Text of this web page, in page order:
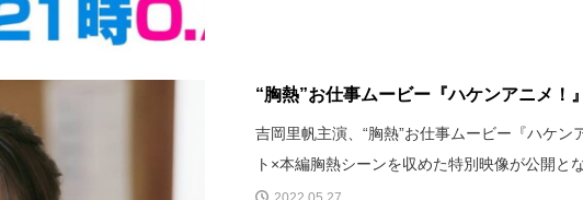
“胸熱”お仕事ムービー『ハケンアニメ！
吉岡里帆主演、“胸熱”お仕事ムービー『ハケ
ト×本編胸熱シーンを収めた特別映像が公開と